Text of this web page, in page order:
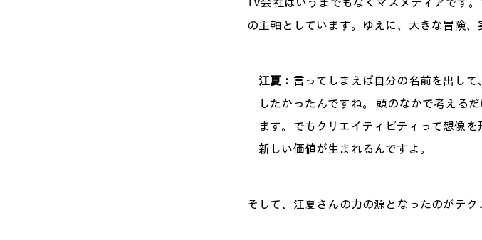
TV会社はいうまでもなくマスメディアです
の主軸としています。ゆえに、大きな冒険、
江夏： 言ってしまえば自分の名前を出し
したかったんですね。 頭のなかで考える
ます。でもクリエイティビティって想像
新しい価値が生まれるんですよ。
そして、江夏さんの力の源となったのがテク